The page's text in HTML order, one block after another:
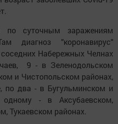
по суточным заражениям
диагноз "коронавирус"
Набережных Челнах
9 - в Зеленодольском
и Чистопольском районах,
по два - в Бугульминском и
- в Аксубаевском,
Тукаевском районах.